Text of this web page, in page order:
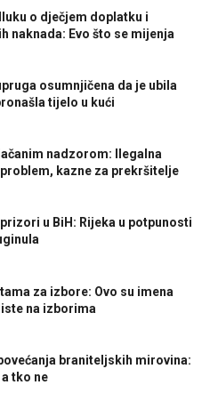
o dječjem doplatku i
naknada: Evo što se mijenja
osumnjičena da je ubila
tijelo u kući
nadzorom: Ilegalna
problem, kazne za prekršitelje
prizori u BiH: Rijeka u potpunosti
za izbore: Ovo su imena
na izborima
braniteljskih mirovina:
tko ne